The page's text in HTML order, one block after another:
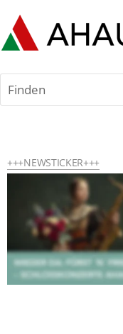
Finden
+++NEWSTICKER+++